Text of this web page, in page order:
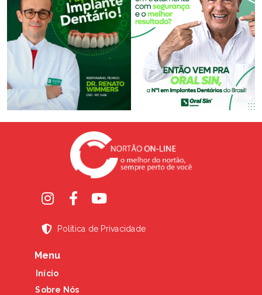
Política de Privacidade
Menu
Início
Sobre Nós